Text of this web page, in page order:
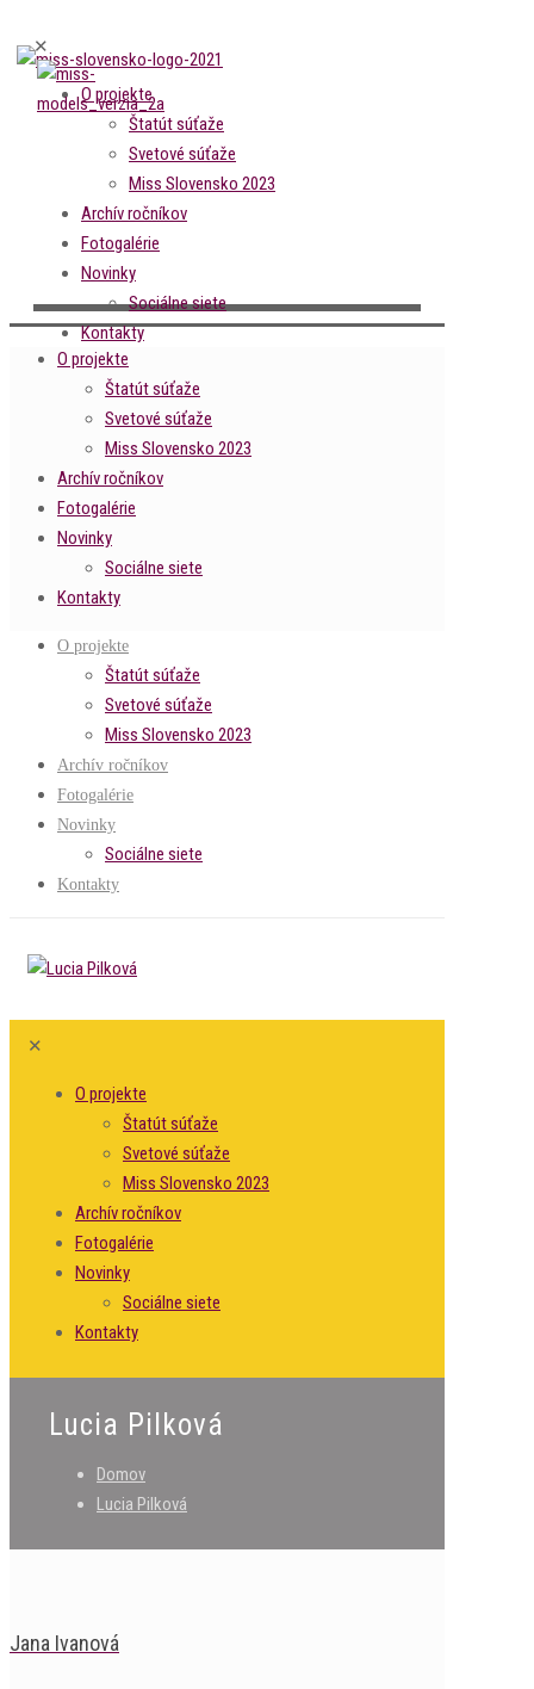
✕
O projekte
Štatút súťaže
Svetové súťaže
Miss Slovensko 2023
Archív ročníkov
Fotogalérie
Novinky
Sociálne siete
Kontakty
O projekte
Štatút súťaže
Svetové súťaže
Miss Slovensko 2023
Archív ročníkov
Fotogalérie
Novinky
Sociálne siete
Kontakty
O projekte
Štatút súťaže
Svetové súťaže
Miss Slovensko 2023
Archív ročníkov
Fotogalérie
Novinky
Sociálne siete
Kontakty
✕
O projekte
Štatút súťaže
Svetové súťaže
Miss Slovensko 2023
Archív ročníkov
Fotogalérie
Novinky
Sociálne siete
Kontakty
Lucia Pilková
Domov
Lucia Pilková
Jana Ivanová